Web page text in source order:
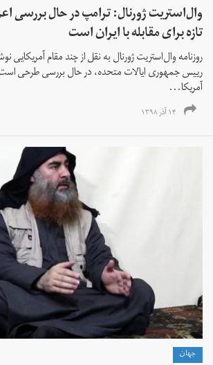
تازه برای مقابله با ایران است
روزنامه وال‌استریت ژورنال به نقل از چند مقام
رییس جمهوری ایالات متحده، در حال بررسی طرحی
آمریکا...
۱۴ آذر ۱۳۹۸
جهان